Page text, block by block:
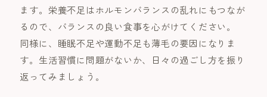
ます。栄養不足はホルモンバランスの乱れにもつなが
るので、バランスの良い食事を心がけてください。
同様に、睡眠不足や運動不足も薄毛の要因になりま
す。生活習慣に問題がないか、日々の過ごし方を振り
返ってみましょう。